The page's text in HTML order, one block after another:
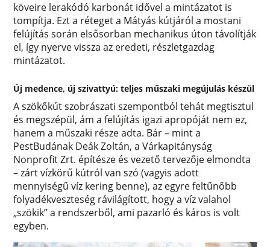
köveire lerakódó karbonát idővel a mintázatot is
tompítja. Ezt a réteget a Mátyás kútjáról a mostani
felújítás során elsősorban mechanikus úton távolítják
el, így nyerve vissza az eredeti, részletgazdag
mintázatot.
Új medence, új szivattyú: teljes műszaki megújulás készül
A szökőkút szobrászati szempontból tehát megtisztul
és megszépül, ám a felújítás igazi apropóját nem ez,
hanem a műszaki része adta. Bár – mint a
PestBudának Deák Zoltán, a Várkapitányság
Nonprofit Zrt. építésze és vezető tervezője elmondta
– zárt vízkörű kútról van szó (vagyis adott
mennyiségű víz kering benne), az egyre feltűnőbb
folyadékveszteség rávilágított, hogy a víz valahol
„szökik” a rendszerből, ami pazarló és káros is volt
egyben.